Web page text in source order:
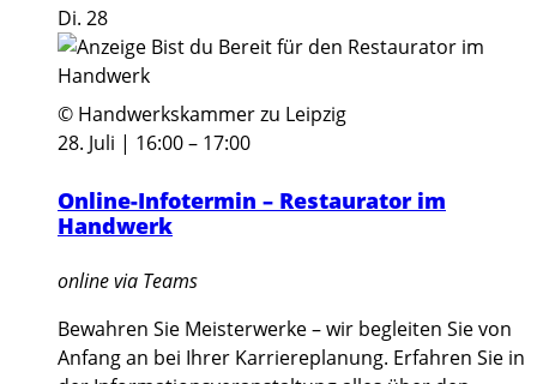
Di. 28
© Handwerkskammer zu Leipzig
28. Juli | 16:00– 17:00
Online-Infotermin – Restaurator im
Handwerk
online via Teams
Bewahren Sie Meisterwerke – wir begleiten Sie von
Anfang an bei Ihrer Karriereplanung. Erfahren Sie in